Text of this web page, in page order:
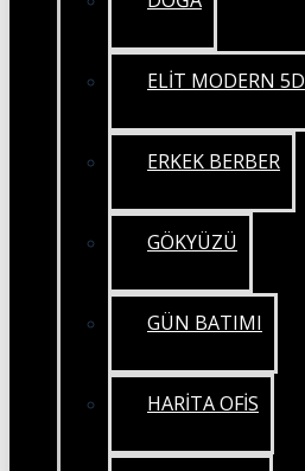
ELİT MODERN 5D
ERKEK BERBER
GÖKYÜZÜ
GÜN BATIMI
HARİTA OFİS